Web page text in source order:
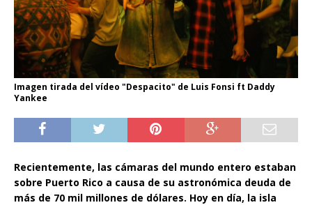
Imagen tirada del vídeo "Despacito" de Luis Fonsi ft Daddy
Yankee
Recientemente, las cámaras del mundo entero estaban
sobre Puerto Rico a causa de su astronómica deuda de
más de 70 mil millones de dólares. Hoy en día, la isla